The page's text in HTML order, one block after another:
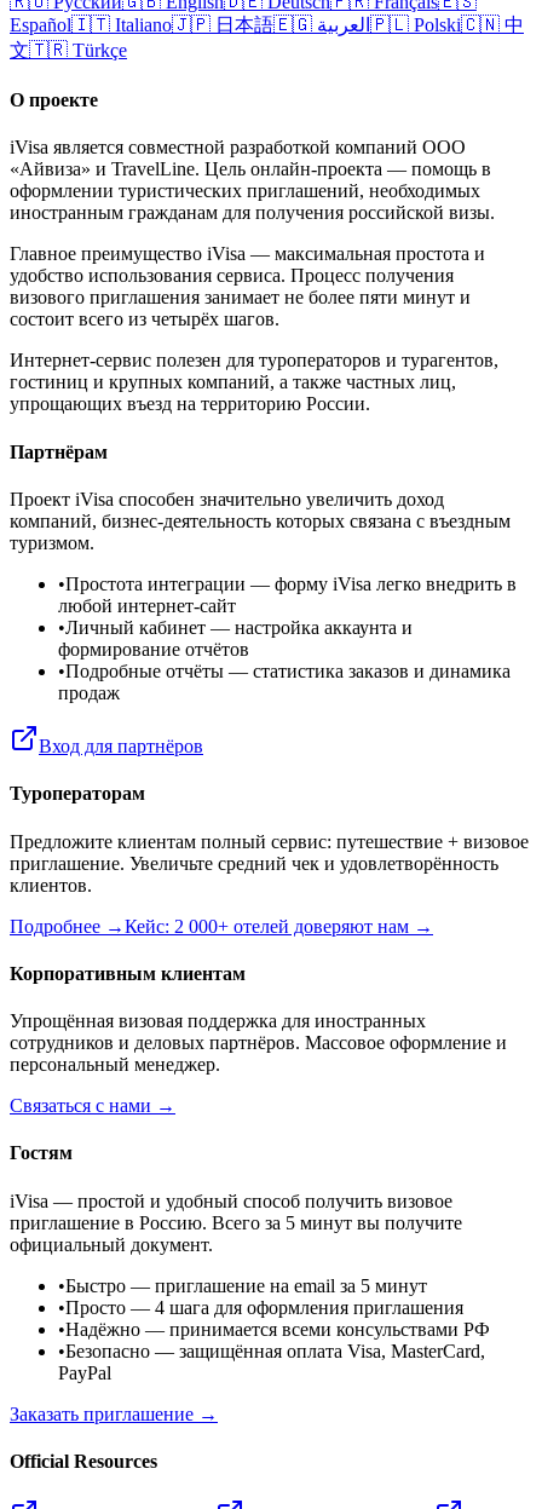
Español🇮🇹 Italiano🇯🇵 日本語🇪🇬 العربية 🇵🇱 Polski🇨🇳 中
文🇹🇷 Türkçe
О проекте
iVisa является совместной разработкой компаний ООО
«Айвиза» и TravelLine. Цель онлайн-проекта — помощь в
оформлении туристических приглашений, необходимых
иностранным гражданам для получения российской визы.
Главное преимущество iVisa — максимальная простота и
удобство использования сервиса. Процесс получения
визового приглашения занимает не более пяти минут и
состоит всего из четырёх шагов.
Интернет-сервис полезен для туроператоров и турагентов,
гостиниц и крупных компаний, а также частных лиц,
упрощающих въезд на территорию России.
Партнёрам
Проект iVisa способен значительно увеличить доход
компаний, бизнес-деятельность которых связана с въездным
туризмом.
•Простота интеграции — форму iVisa легко внедрить в
любой интернет-сайт
•Личный кабинет — настройка аккаунта и
формирование отчётов
•Подробные отчёты — статистика заказов и динамика
продаж
Вход для партнёров
Туроператорам
Предложите клиентам полный сервис: путешествие + визовое
приглашение. Увеличьте средний чек и удовлетворённость
клиентов.
Подробнее →Кейс: 2 000+ отелей доверяют нам →
Корпоративным клиентам
Упрощённая визовая поддержка для иностранных
сотрудников и деловых партнёров. Массовое оформление и
персональный менеджер.
Связаться с нами →
Гостям
iVisa — простой и удобный способ получить визовое
приглашение в Россию. Всего за 5 минут вы получите
официальный документ.
•Быстро — приглашение на email за 5 минут
•Просто — 4 шага для оформления приглашения
•Надёжно — принимается всеми консульствами РФ
•Безопасно — защищённая оплата Visa, MasterCard,
PayPal
Заказать приглашение →
Official Resources